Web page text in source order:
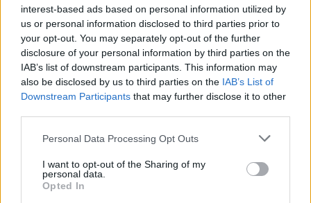
interest-based ads based on personal information utilized by
us or personal information disclosed to third parties prior to
your opt-out. You may separately opt-out of the further
disclosure of your personal information by third parties on the
IAB’s list of downstream participants. This information may
also be disclosed by us to third parties on the IAB’s List of
Downstream Participants that may further disclose it to other
Personal Data Processing Opt Outs
I want to opt-out of the Sharing of my
personal data.
Opted In
Η Αριστερά απευθύνεται προνομιακά σε κάποια
κοινωνικά στρώματα. Αυτό έπρεπε να γίνει μετά το
‘19. Να ξαναπιάσουμε αυτό το νήμα. Δεν συνέβη,
χάσαμε αυτό τον κόσμο λόγω πολιτικής. Αν
αρχίσεις να λοξοκοιτάς προς το κέντρο και τη
σοσιαλδημοκρατία, υπάρχουν και άλλα κόμματα
που μπορεί να το καλύψουν αυτό» προσέθεσε.
Αριστεράς,παρότι στο δημόσιο πολιτικό λόγο
γίνεται συζήτηση για ενιαίο μέτωπο, η κ. Πέρκα